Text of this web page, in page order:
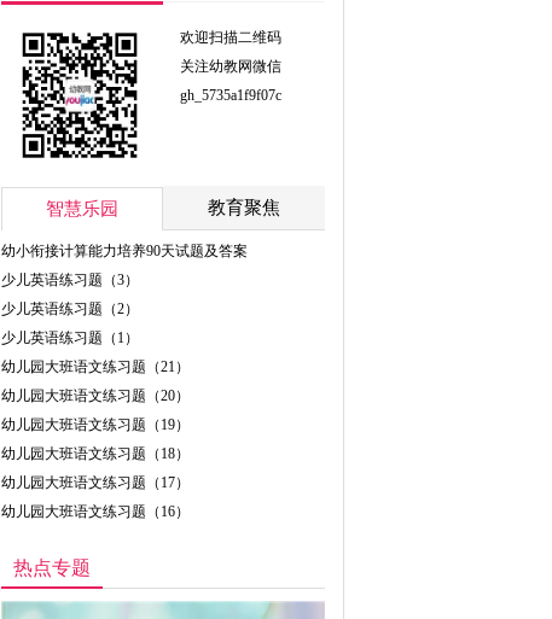
欢迎扫描二维码
关注幼教网微信
gh_5735a1f9f07c
智慧乐园 教育聚焦
幼小衔接计算能力培养90天试题及答案
少儿英语练习题（3）
少儿英语练习题（2）
少儿英语练习题（1）
幼儿园大班语文练习题（21）
幼儿园大班语文练习题（20）
幼儿园大班语文练习题（19）
幼儿园大班语文练习题（18）
幼儿园大班语文练习题（17）
幼儿园大班语文练习题（16）
热点专题